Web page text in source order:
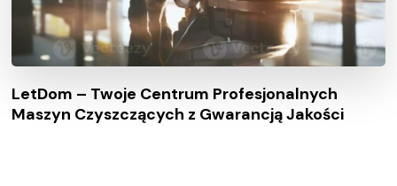
LetDom – Twoje Centrum Profesjonalnych
Maszyn Czyszczących z Gwarancją Jakości